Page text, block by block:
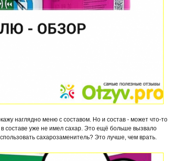
наглядно меню с составом. Но и состав - может что-то
составе уже не имел сахар. Это ещё больше вызвало
сахарозаменитель? Это лучше, чем врать.